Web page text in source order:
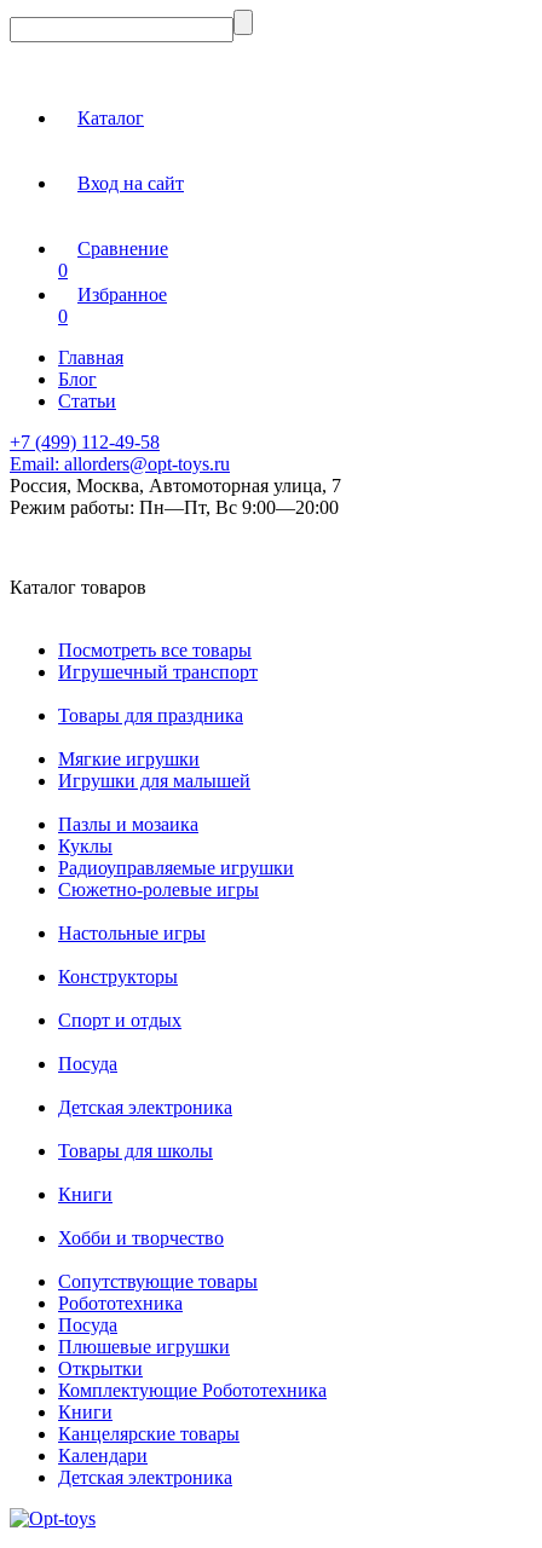
Каталог
Вход на сайт
Сравнение
0
Избранное
0
Главная
Блог
Статьи
+7 (499) 112-49-58
Email: allorders@opt-toys.ru
Россия, Москва, Автомоторная улица, 7
Режим работы: Пн—Пт, Вс 9:00—20:00
Каталог товаров
Посмотреть все товары
Игрушечный транспорт
Товары для праздника
Мягкие игрушки
Игрушки для малышей
Пазлы и мозаика
Куклы
Радиоуправляемые игрушки
Сюжетно-ролевые игры
Настольные игры
Конструкторы
Спорт и отдых
Посуда
Детская электроника
Товары для школы
Книги
Хобби и творчество
Сопутствующие товары
Робототехника
Посуда
Плюшевые игрушки
Открытки
Комплектующие Робототехника
Книги
Канцелярские товары
Календари
Детская электроника